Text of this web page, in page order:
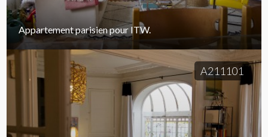
Appartement parisien pour ITW.
A211101